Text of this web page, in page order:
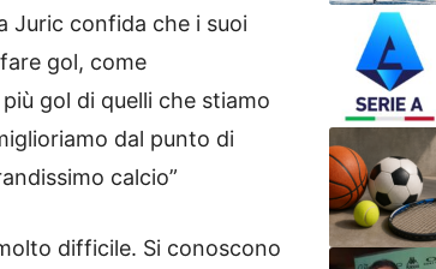
Juric confida che i suoi
gol, come
gol di quelli che stiamo
dal punto di
calcio”
difficile. Si conoscono